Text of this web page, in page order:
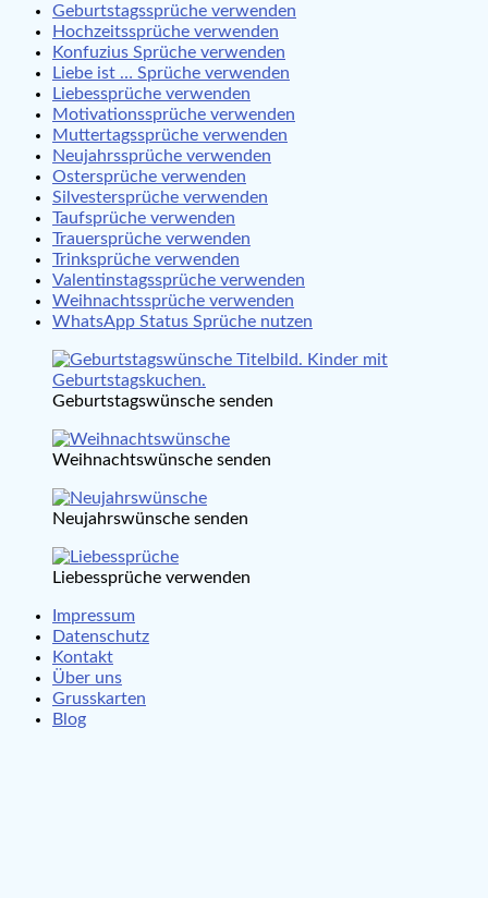
Geburtstagssprüche verwenden
Hochzeitssprüche verwenden
Konfuzius Sprüche verwenden
Liebe ist … Sprüche verwenden
Liebessprüche verwenden
Motivationssprüche verwenden
Muttertagssprüche verwenden
Neujahrssprüche verwenden
Ostersprüche verwenden
Silvestersprüche verwenden
Taufsprüche verwenden
Trauersprüche verwenden
Trinksprüche verwenden
Valentinstagssprüche verwenden
Weihnachtssprüche verwenden
WhatsApp Status Sprüche nutzen
Geburtstagswünsche senden
Weihnachtswünsche senden
Neujahrswünsche senden
Liebessprüche verwenden
Impressum
Datenschutz
Kontakt
Über uns
Grusskarten
Blog